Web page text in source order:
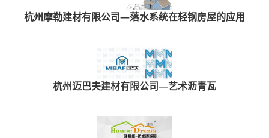
杭州摩勒建材有限公司—落水系统在轻钢房屋的应用
杭州迈巴夫建材有限公司—艺术沥青瓦